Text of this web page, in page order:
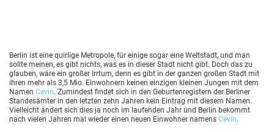
Berlin ist eine quirlige Metropole, für einige sogar eine Weltstadt, und man
sollte meinen, es gibt nichts, was es in dieser Stadt nicht gibt. Doch das zu
glauben, wäre ein großer Irrtum, denn es gibt in der ganzen großen Stadt mit
ihren mehr als 3,5 Mio. Einwohnern keinen einzigen kleinen Jungen mit dem
Namen Cevin. Zumindest findet sich in den Geburtenregistern der Berliner
Standesämter in den letzten zehn Jahren kein Eintrag mit diesem Namen.
Vielleicht ändert sich dies ja noch im laufenden Jahr und Berlin bekommt
nach vielen Jahren mal wieder einen neuen Einwohner namens Cevin.